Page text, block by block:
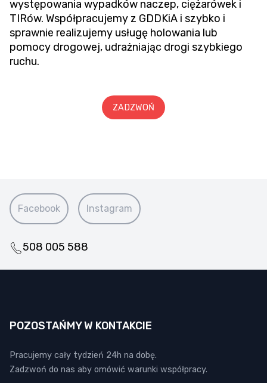
występowania wypadków naczep, ciężarówek i
TIRów. Współpracujemy z GDDKiA i szybko i
sprawnie realizujemy usługę holowania lub
pomocy drogowej, udrażniając drogi szybkiego
ruchu.
ZADZWOŃ
Facebook Instagram
508 005 588
POZOSTAŃMY W KONTAKCIE
Pracujemy cały tydzień 24h na dobę.
Zadzwoń do nas aby omówić warunki współpracy.